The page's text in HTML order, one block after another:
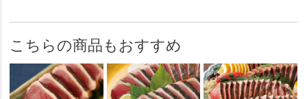
こちらの商品もおすすめ